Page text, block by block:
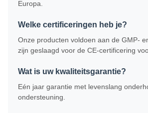
Europa.
Welke certificeringen heb je?
Onze producten voldoen aan de GMP-
zijn geslaagd voor de CE-certificering
Wat is uw kwaliteitsgarantie?
Eén jaar garantie met levenslang
ondersteuning.